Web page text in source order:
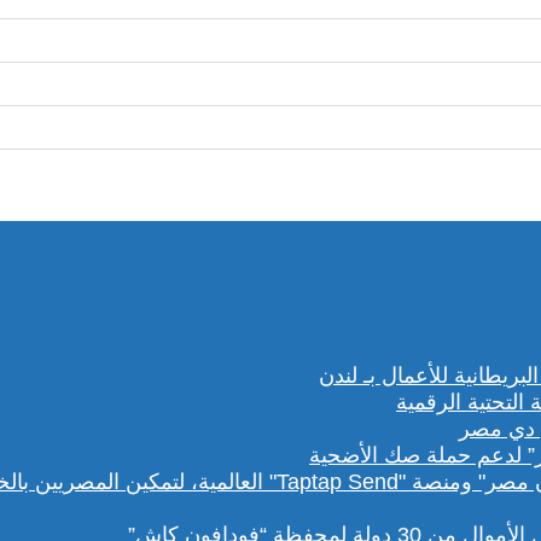
لدعم حملة صك الأضحية